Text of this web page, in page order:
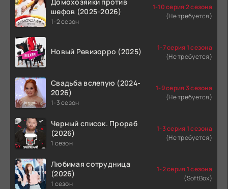
шефов (2025-2026)
1-2 сезон
1-10 серия 2 сезона
(Не требуется)
Новый Ревизорро (2025)
1-7 серия 1 сезона
(Не требуется)
Свадьба вслепую (2024-
2026)
1-3 сезон
1-9 серия 3 сезона
(Не требуется)
Черный список. Прораб
(2026)
1 сезон
1-3 серия 1 сезона
(Не требуется)
Любимая сотрудница
(2026)
1 сезон
1-2 серия 1 сезона
(SoftBox)